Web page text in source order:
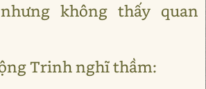
không thấy quan
Trinh nghĩ thầm: